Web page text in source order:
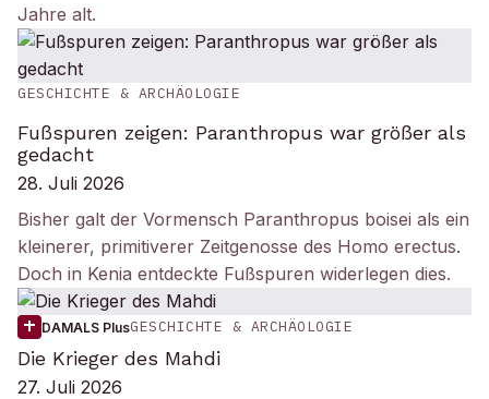
Jahre alt.
GESCHICHTE & ARCHÄOLOGIE
Fußspuren zeigen: Paranthropus war größer als
gedacht
28. Juli 2026
Bisher galt der Vormensch Paranthropus boisei als ein
kleinerer, primitiverer Zeitgenosse des Homo erectus.
Doch in Kenia entdeckte Fußspuren widerlegen dies.
DAMALS PlusGESCHICHTE & ARCHÄOLOGIE
Die Krieger des Mahdi
27. Juli 2026